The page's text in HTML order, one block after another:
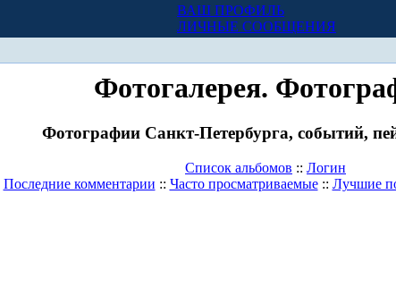
ВАШ ПРОФИЛЬ
ЛИЧНЫЕ СООБЩЕНИЯ
Фотогалерея.
Фотографии Санкт-Петербурга, событий,
Список альбомов :: Логин
Последние комментарии :: Часто просматриваемые:: Лучшие